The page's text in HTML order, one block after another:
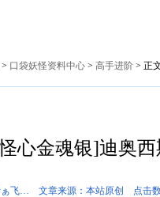
口袋妖怪资料中心> 高手进阶> 正
心金魂银]迪奥
ぁ飞… 文章来源：本站原创 点击数